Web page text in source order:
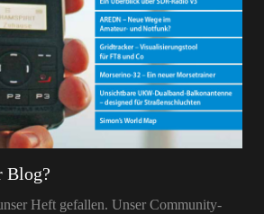
Blog?
Heft gefallen. Unser Community-